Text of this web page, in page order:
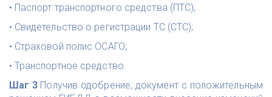
• Паспорт транспортного средства (ПТС);
• Свидетельство о регистрации ТС (СТС);
• Страховой полис ОСАГО;
• Транспортное средство.
Шаг 3 Получив одобрение, документ с положительным